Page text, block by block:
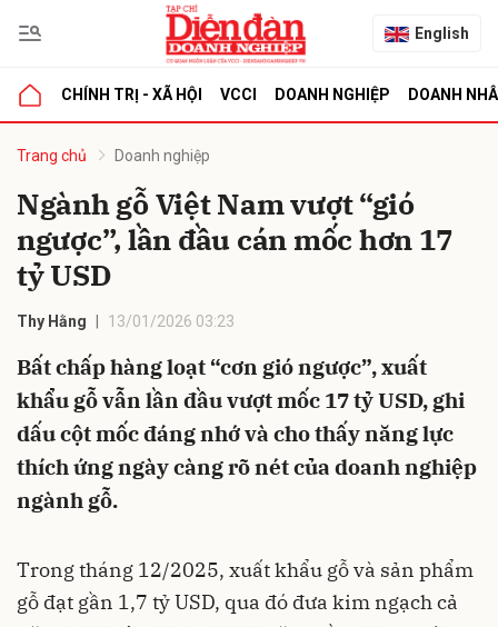
English
CHÍNH TRỊ - XÃ HỘI VCCI DOANH NGHIỆP DOANH
Trang chủ Doanh nghiệp
Ngành gỗ Việt Nam vượt “gió
ngược”, lần đầu cán mốc hơn 17
tỷ USD
Thy Hằng 13/01/2026 03:23
Bất chấp hàng loạt “cơn gió ngược”, xuất
khẩu gỗ vẫn lần đầu vượt mốc 17 tỷ USD, ghi
dấu cột mốc đáng nhớ và cho thấy năng lực
thích ứng ngày càng rõ nét của doanh nghiệp
ngành gỗ.
Trong tháng 12/2025, xuất khẩu gỗ và sản phẩm
gỗ đạt gần 1,7 tỷ USD, qua đó đưa kim ngạch cả
luận
Hủy